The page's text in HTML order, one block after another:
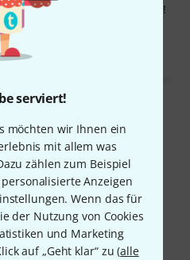
serviert!
möchten wir Ihnen ein
mit allem was
zählen zum Beispiel
Anzeigen
Wenn das für
der Nutzung von Cookies
und Marketing
auf „Geht klar“ zu (alle
Absolute Kaufempfehlung!
MELDEN
Leistungs-Verhältnis.
Westerngitarre.